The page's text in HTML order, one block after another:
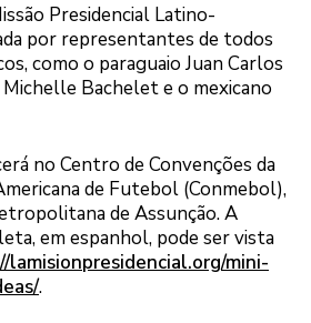
Presidencial Latino-
por representantes de todos
como o paraguaio Juan Carlos
Bachelet e o mexicano
no Centro de Convenções da
de Futebol (Conmebol),
de Assunção. A
em espanhol, pode ser vista
lamisionpresidencial.org/mini-
.